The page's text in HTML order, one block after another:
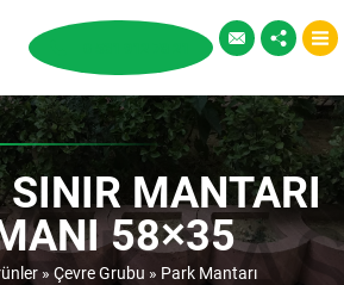
MANTARI
58×35
» Çevre Grubu » Park Mantarı